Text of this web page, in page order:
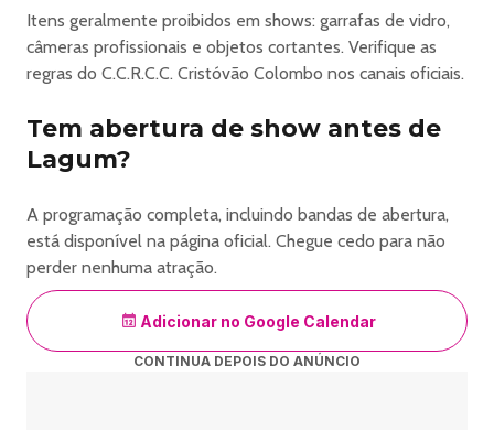
dos pontos de venda.
O ingresso do tipo promocional ou solidário é destinado
ao público em geral, com a obrigatoriedade da doação de
1kg de alimento não perecível por ingresso, no dia do
evento.
A entrada de menores de idade não é permitida em
setores open bar mesmo que acompanhados dos pais ou
https://www.icones.com.br/evento/264631-lagum-chico-chico-
tour-2026
Itens geralmente proibidos em shows: garrafas de vidro,
câmeras profissionais e objetos cortantes. Verifique as
regras do C.C.R.C.C. Cristóvão Colombo nos canais oficiais.
Tem abertura de show antes de
Lagum?
A programação completa, incluindo bandas de abertura,
está disponível na página oficial. Chegue cedo para não
perder nenhuma atração.
Adicionar no Google Calendar
CONTINUA DEPOIS DO ANÚNCIO